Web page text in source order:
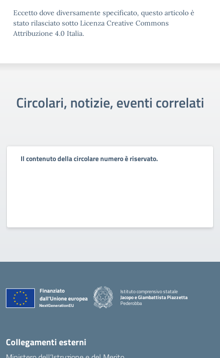
Eccetto dove diversamente specificato, questo articolo è
stato rilasciato sotto Licenza Creative Commons
Attribuzione 4.0 Italia.
Circolari, notizie, eventi correlati
Il contenuto della circolare numero è riservato.
Istituto comprensivo statale
Jacopo e Giambattista Piazzetta
Pederobba
Collegamenti esterni